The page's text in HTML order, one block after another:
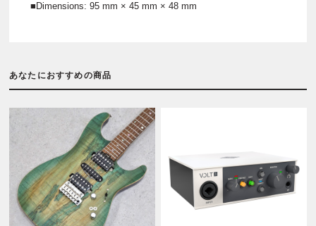
■Dimensions: 95 mm × 45 mm × 48 mm
あなたにおすすめの商品